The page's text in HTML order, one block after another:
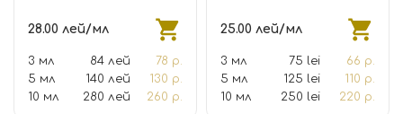
28.00 лей/мл
3 мл 84 лей
78 р.
5 мл
140 лей
130 р.
10 мл
280 лей 260 р.
25.00 лей/мл
3 мл 75 lei
66 р.
5 мл
125 lei
110 р.
10 мл
250 lei 220 р.